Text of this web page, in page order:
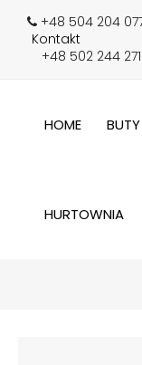
+48 504 204
Kontakt
+48 502 244 271
HOME
HURTOWNIA